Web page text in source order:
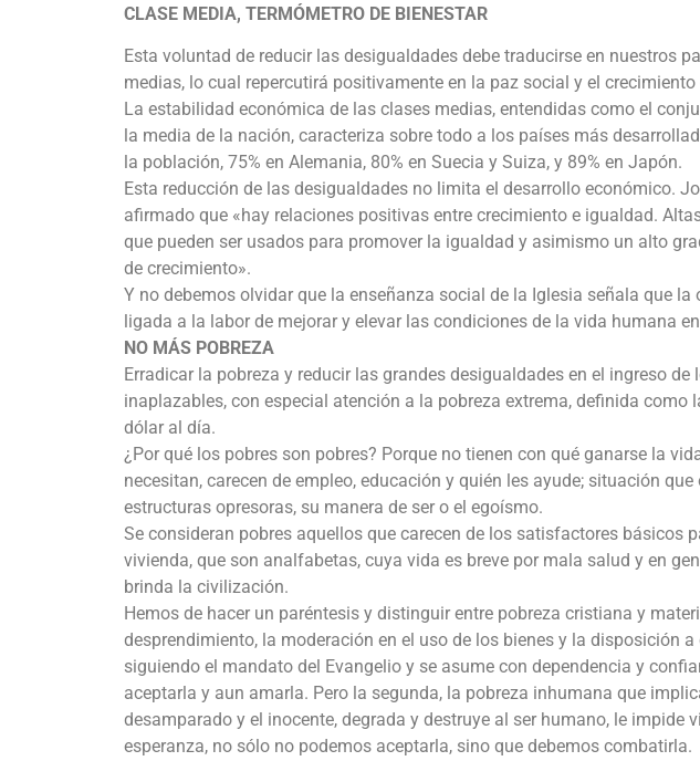
CLASE MEDIA, TERMÓMETRO DE BIENESTAR
Esta voluntad de reducir las desigualdades debe traducirse en nuestros
medias, lo cual repercutirá positivamente en la paz social y el
La estabilidad económica de las clases medias, entendidas como el
la media de la nación, caracteriza sobre todo a los países más
la población, 75% en Alemania, 80% en Suecia y Suiza, y 89% en Japón.
Esta reducción de las desigualdades no limita el desarrollo económico.
afirmado que «hay relaciones positivas entre crecimiento e igualdad.
que pueden ser usados para promover la igualdad y asimismo un alto
de crecimiento».
Y no debemos olvidar que la enseñanza social de la Iglesia señala que
ligada a la labor de mejorar y elevar las condiciones de la vida humana
NO MÁS POBREZA
Erradicar la pobreza y reducir las grandes desigualdades en el ingreso
inaplazables, con especial atención a la pobreza extrema, definida como
dólar al día.
¿Por qué los pobres son pobres? Porque no tienen con qué ganarse la
necesitan, carecen de empleo, educación y quién les ayude; situación
estructuras opresoras, su manera de ser o el egoísmo.
Se consideran pobres aquellos que carecen de los satisfactores básicos
vivienda, que son analfabetas, cuya vida es breve por mala salud y en
brinda la civilización.
Hemos de hacer un paréntesis y distinguir entre pobreza cristiana y
desprendimiento, la moderación en el uso de los bienes y la disposición
siguiendo el mandato del Evangelio y se asume con dependencia y
aceptarla y aun amarla. Pero la segunda, la pobreza inhumana que
desamparado y el inocente, degrada y destruye al ser humano, le impide
esperanza, no sólo no podemos aceptarla, sino que debemos combatirla.